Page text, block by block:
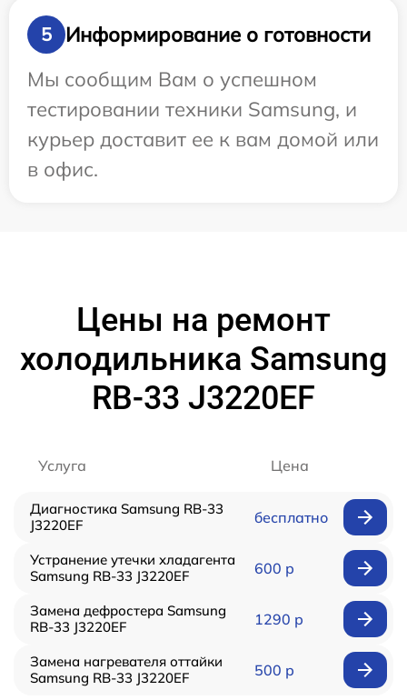
5
Информирование о готовности
Мы сообщим Вам о успешном
тестировании техники Samsung, и
курьер доставит ее к вам домой или
в офис.
Цены на ремонт
холодильника Samsung
RB-33 J3220EF
Услуга Цена
Диагностика Samsung RB-33
J3220EF
бесплатно
Устранение утечки хладагента
Samsung RB-33 J3220EF
600 р
Замена дефростера Samsung
RB-33 J3220EF
1290 р
Замена нагревателя оттайки
Samsung RB-33 J3220EF
500 р